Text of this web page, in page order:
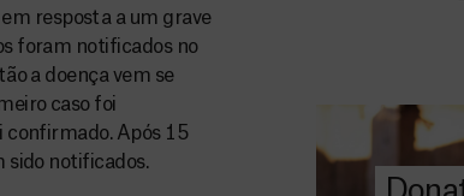
resposta a um grave
foram notificados no
a doença vem se
caso foi
confirmado. Após 15
sido notificados.
ajuda-nos a
a quem mais